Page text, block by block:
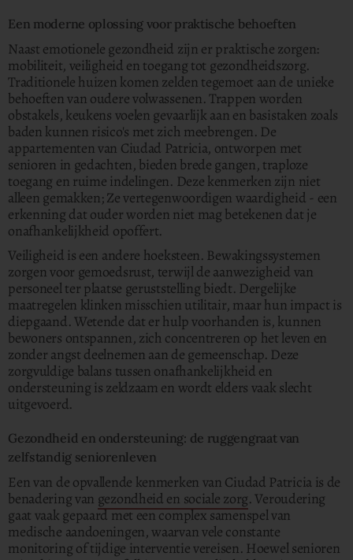
Een moderne oplossing voor praktische behoeften
Naast emotionele gezondheid zijn er praktische zorgen:
mobiliteit, veiligheid en toegang tot gezondheidszorg.
Traditionele huizen komen zelden tegemoet aan de unieke
behoeften van oudere volwassenen. Trappen worden
obstakels, keukens voelen gevaarlijk aan en basistaken zoals
baden kunnen risico's met zich meebrengen. De
appartementen van Ciudad Patricia, ontworpen met
senioren in gedachten, bieden brede gangen, traploze
toegang en ruime indelingen. Deze kenmerken zijn niet
alleen gemakken; Ze vertegenwoordigen waardigheid - een
erkenning dat ouder worden niet mag betekenen dat je
onafhankelijkheid opoffert.
Veiligheid is een andere hoeksteen. Bewakingssystemen
zorgen voor gemoedsrust, terwijl de aanwezigheid van
personeel ter plaatse geruststelling biedt. Dergelijke
maatregelen klinken misschien utilitair, maar hun impact is
diepgaand. Wetende dat er hulp voorhanden is, kunnen
bewoners ontspannen, zich concentreren op het leven en
zonder angst deelnemen aan de gemeenschap. Deze
zorgvuldige balans tussen onafhankelijkheid en
ondersteuning is zeldzaam en wordt elders vaak slecht
uitgevoerd.
Gezondheid en ondersteuning: de ruggengraat van
zelfstandig seniorenleven
Een van de opvallende kenmerken van Ciudad Patricia is de
benadering van gezondheid en sociale zorg. Veroudering
gaat vaak gepaard met een complex samenspel van
medische aandoeningen, waarvan vele constante
monitoring of tijdige interventie vereisen. Hoewel senioren